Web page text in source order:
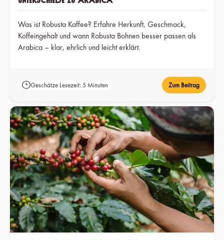
Was ist Robusta Kaffee? Erfahre Herkunft, Geschmack,
Koffeingehalt und wann Robusta Bohnen besser passen als
Arabica – klar, ehrlich und leicht erklärt.
Geschätze Lesezeit: 5 Minuten Zum Beitrag